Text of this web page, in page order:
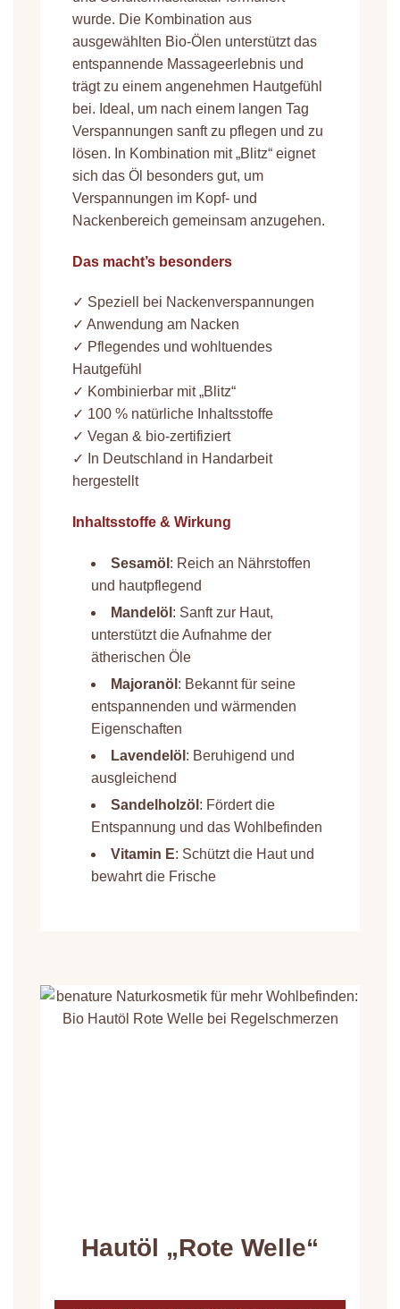
wurde. Die Kombination aus
ausgewählten Bio-Ölen unterstützt das
entspannende Massageerlebnis und
trägt zu einem angenehmen Hautgefühl
bei. Ideal, um nach einem langen Tag
Verspannungen sanft zu pflegen und zu
lösen. In Kombination mit „Blitz“ eignet
sich das Öl besonders gut, um
Verspannungen im Kopf- und
Nackenbereich gemeinsam anzugehen.
Das macht’s besonders
✓ Speziell bei Nackenverspannungen
✓ Anwendung am Nacken
✓ Pflegendes und wohltuendes
Hautgefühl
✓ Kombinierbar mit „Blitz“
✓ 100 % natürliche Inhaltsstoffe
✓ Vegan & bio-zertifiziert
✓ In Deutschland in Handarbeit
hergestellt
Inhaltsstoffe & Wirkung
Sesamöl : Reich an Nährstoffen
und hautpflegend
Mandelöl : Sanft zur Haut,
unterstützt die Aufnahme der
ätherischen Öle
Majoranöl : Bekannt für seine
entspannenden und wärmenden
Eigenschaften
Lavendelöl : Beruhigend und
ausgleichend
Sandelholzöl : Fördert die
Entspannung und das Wohlbefinden
Vitamin E: Schützt die Haut und
bewahrt die Frische
Hautöl „Rote Welle“